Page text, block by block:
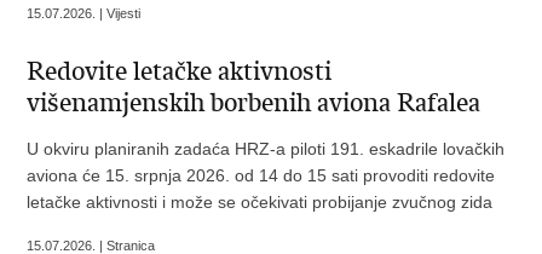
15.07.2026. | Vijesti
Redovite letačke aktivnosti
višenamjenskih borbenih aviona Rafalea
U okviru planiranih zadaća HRZ-a piloti 191. eskadrile lovačkih
aviona će 15. srpnja 2026. od 14 do 15 sati provoditi redovite
letačke aktivnosti i može se očekivati probijanje zvučnog zida
15.07.2026. | Stranica